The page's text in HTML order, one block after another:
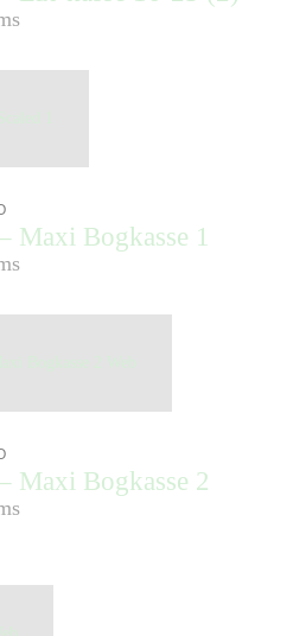
Maxi Bogkasse 1
Maxi Bogkasse 2